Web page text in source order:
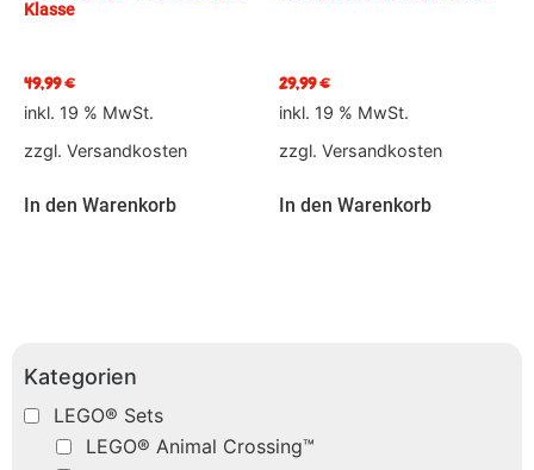
Kategorien
LEGO® Sets
LEGO® Animal Crossing™
Klasse
49,99€
inkl. 19 % MwSt.
zzgl. Versandkosten
In den Warenkorb
29,99€
inkl. 19 % MwSt.
zzgl. Versandkosten
In den Warenkorb